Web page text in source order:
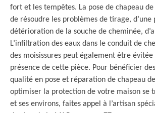
fort et les tempêtes. La pose de chapeau
de résoudre les problèmes de tirage, d’une
détérioration de la souche de cheminée,
L’infiltration des eaux dans le conduit de
des moisissures peut également être évitée
présence de cette pièce. Pour bénéficier
qualité en pose et réparation de chapeau
optimiser la protection de votre maison se
et ses environs, faites appel à l’artisan